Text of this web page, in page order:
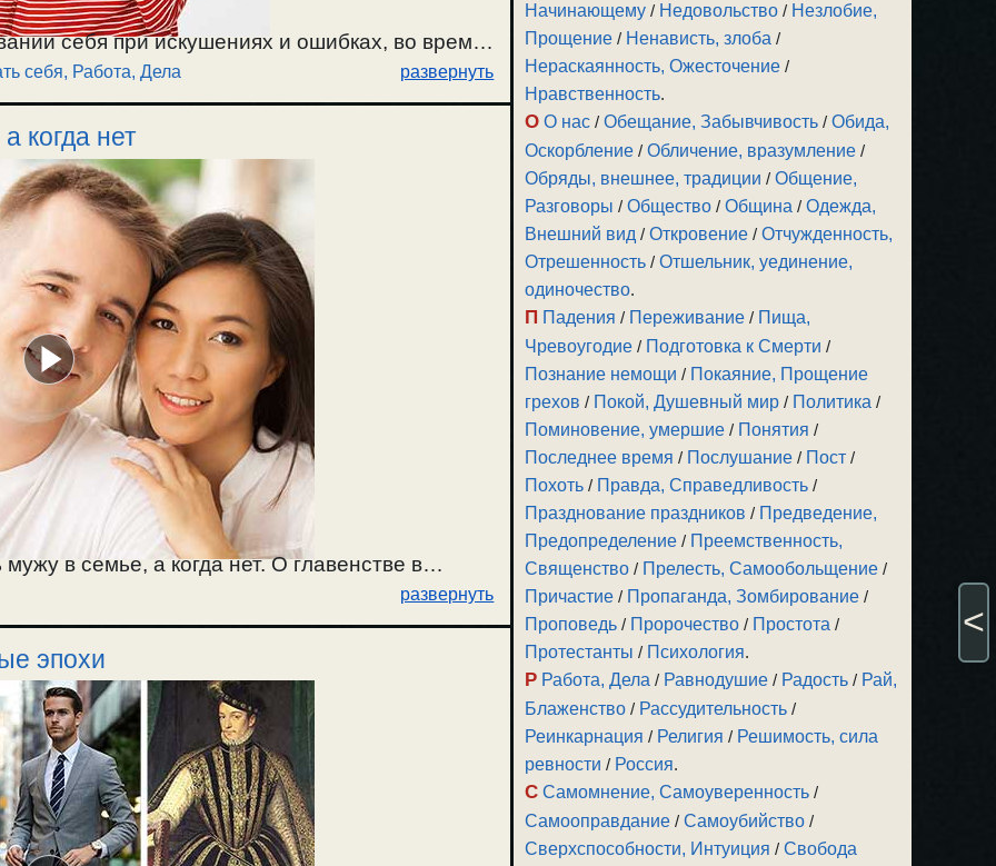
себя при искушениях и ошибках, во время
вопросов, дел. О безразличных вопросах и
при этом. / 5.08.2023г.
себя, Работа, Дела развернуть
когда нет
в семье, а когда нет. О главенстве в
О скорби, когда уступаешь в
развернуть
эпохи
Начинающему / Недовольство / Незлобие,
Прощение / Ненависть, злоба /
Нераскаянность, Ожесточение /
Нравственность.
О О нас /Обещание, Забывчивость /Обида,
Оскорбление /Обличение, вразумление /
Обряды, внешнее, традиции /Общение,
Разговоры /Общество /Община /Одежда,
Внешний вид /Откровение /Отчужденность,
Отрешенность /Отшельник, уединение,
одиночество.
П Падения / Переживание / Пища,
Чревоугодие / Подготовка к Смерти /
Познание немощи / Покаяние, Прощение
грехов / Покой, Душевный мир / Политика /
Поминовение, умершие / Понятия /
Последнее время / Послушание / Пост /
Похоть / Правда, Справедливость /
Празднование праздников / Предведение,
Предопределение / Преемственность,
Священство / Прелесть, Самообольщение /
Причастие / Пропаганда, Зомбирование /
Проповедь / Пророчество / Простота /
Протестанты / Психология.
Р Работа, Дела / Равнодушие / Радость / Рай,
Блаженство / Рассудительность /
Реинкарнация / Религия / Решимость, сила
ревности / Россия.
С Самомнение, Самоуверенность /
Самооправдание /Самоубийство /
Сверхспособности, Интуиция /Свобода
<